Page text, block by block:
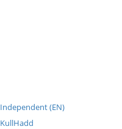
Independent (EN)
KullHadd